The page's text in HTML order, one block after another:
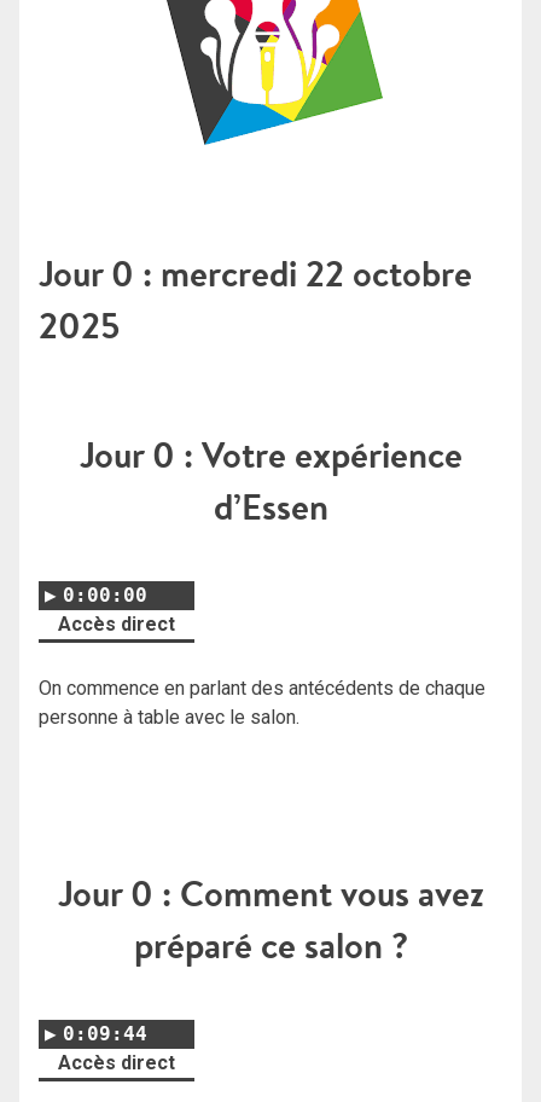
Jour 0 : mercredi 22 octobre
2025
Jour 0 : Votre expérience
d’Essen
0:00:00
Accès direct
On commence en parlant des antécédents de chaque
personne à table avec le salon.
Jour 0 : Comment vous avez
préparé ce salon ?
0:09:44
Accès direct